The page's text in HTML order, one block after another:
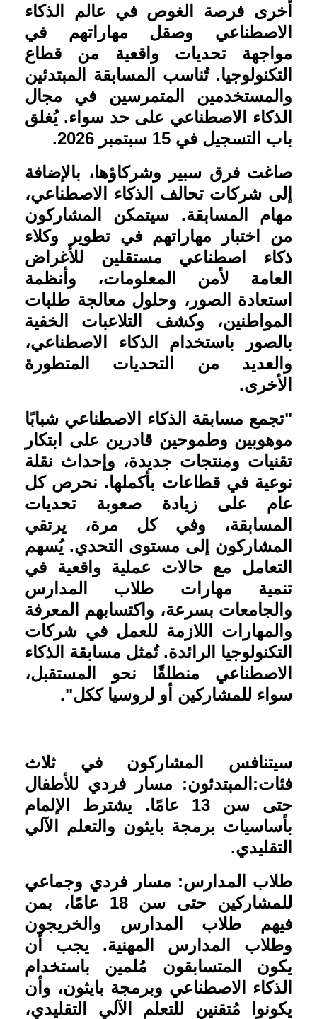
أخرى فرصة الغوص في عالم الذكاء
الاصطناعي وصقل مهاراتهم في
مواجهة تحديات واقعية من قطاع
التكنولوجيا. تُناسب المسابقة المبتدئين
والمستخدمين المتمرسين في مجال
الذكاء الاصطناعي على حد سواء. يُغلق
باب التسجيل في 15 سبتمبر 2026
.
صاغت فرق سبير وشركاؤها، بالإضافة
إلى شركات تحالف الذكاء الاصطناعي،
مهام المسابقة. سيتمكن المشاركون
من اختبار مهاراتهم في تطوير وكلاء
ذكاء اصطناعي مستقلين للأغراض
العامة لأمن المعلومات، وأنظمة
استعادة الصور، وحلول معالجة طلبات
المواطنين، وكشف التلاعبات الخفية
بالصور باستخدام الذكاء الاصطناعي،
والعديد من التحديات المتطورة
الأخرى.
"تجمع مسابقة الذكاء الاصطناعي شبابًا
موهوبين وطموحين قادرين على ابتكار
تقنيات ومنتجات جديدة، وإحداث نقلة
نوعية في قطاعات بأكملها. نحرص كل
عام على زيادة صعوبة تحديات
المسابقة، وفي كل مرة، يرتقي
المشاركون إلى مستوى التحدي. يُسهم
التعامل مع حالات عملية واقعية في
تنمية مهارات طلاب المدارس
والجامعات بسرعة، واكتسابهم المعرفة
والمهارات اللازمة للعمل في شركات
التكنولوجيا الرائدة. تُمثل مسابقة الذكاء
الاصطناعي منطلقًا نحو المستقبل،
سواء للمشاركين أو لروسيا ككل."
سيتنافس المشاركون في ثلاث
فئات: المبتدئون: مسار فردي للأطفال
حتى سن 13 عامًا. يشترط الإلمام
بأساسيات برمجة بايثون والتعلم الآلي
التقليدي.
طلاب المدارس: مسار فردي وجماعي
للمشاركين حتى سن 18 عامًا، بمن
فيهم طلاب المدارس والخريجون
وطلاب المدارس المهنية. يجب أن
يكون المتسابقون مُلمين باستخدام
الذكاء الاصطناعي وبرمجة بايثون، وأن
يكونوا مُتقنين للتعلم الآلي التقليدي،